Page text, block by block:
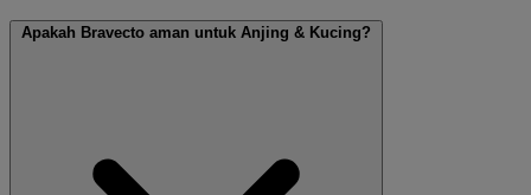
Apakah Bravecto aman untuk Anjing & Kucing?